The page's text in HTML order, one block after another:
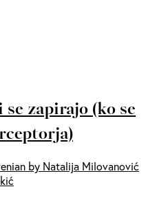
zapirajo (ko se
by Natalija Milovanović